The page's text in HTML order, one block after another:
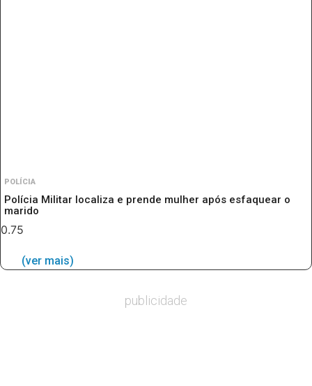
POLÍCIA
Polícia Militar localiza e prende mulher após esfaquear o
marido
(ver mais)
publicidade